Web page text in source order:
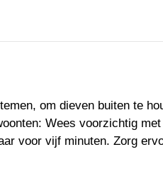
om dieven buiten te
Wees voorzichtig met
voor vijf minuten. Zorg